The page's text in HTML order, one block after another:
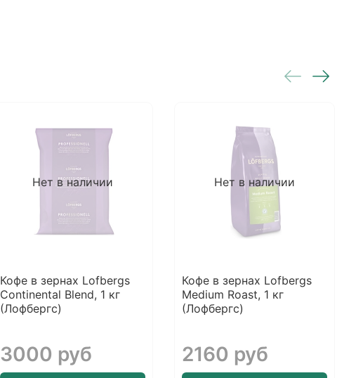
Нет в наличии
Кофе в зернах Lofbergs
Continental Blend, 1 кг
(Лофбергс)
3000 руб
Нет в наличии
Кофе в зернах Lofbergs
Medium Roast, 1 кг
(Лофбергс)
2160 руб